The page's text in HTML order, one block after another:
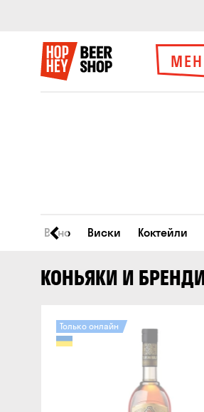
Вино Виски Коктейли
КОНЬЯКИ И
Только онлайн